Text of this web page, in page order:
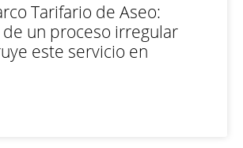
Tarifario de Aseo:
un proceso irregular
este servicio en